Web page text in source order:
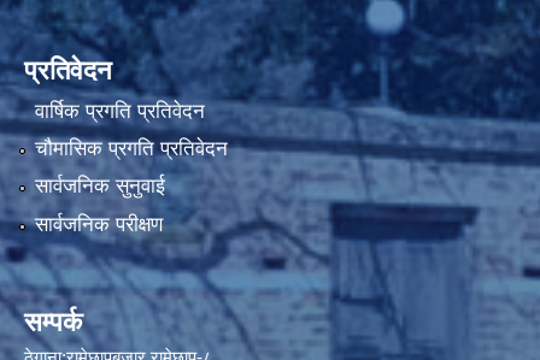
प्रतिवेदन
वार्षिक प्रगति प्रतिवेदन
चौमासिक प्रगति प्रतिवेदन
सार्वजनिक सुनुवाई
सार्वजनिक परीक्षण
सम्पर्क